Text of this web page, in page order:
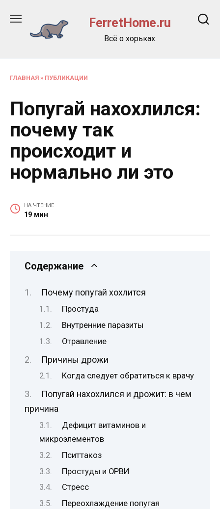
содержанию
FerretHome.ru
Всё о хорьках
ГЛАВНАЯ » ПУБЛИКАЦИИ
Попугай нахохлился:
почему так
происходит и
нормально ли это
НА ЧТЕНИЕ
19 мин
Содержание
Почему попугай хохлится
Простуда
Внутренние паразиты
Отравление
Причины дрожи
Когда следует обратиться к врачу
Попугай нахохлился и дрожит: в чем
причина
Дефицит витаминов и
микроэлементов
Пситтакоз
Простуды и ОРВИ
Стресс
Переохлаждение попугая